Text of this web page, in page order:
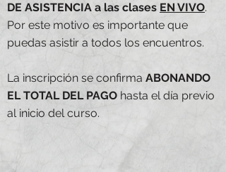
DE ASISTENCIA a las clases EN VIVO.
Por este motivo es importante que
puedas asistir a todos los encuentros.
La inscripción se confirma ABONANDO
EL TOTAL DEL PAGO hasta el día previo
al inicio del curso.